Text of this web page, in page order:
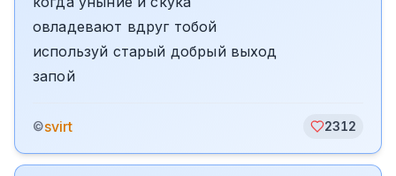
овладевают вдруг тобой
используй старый добрый выход
запой
©svirt 2312